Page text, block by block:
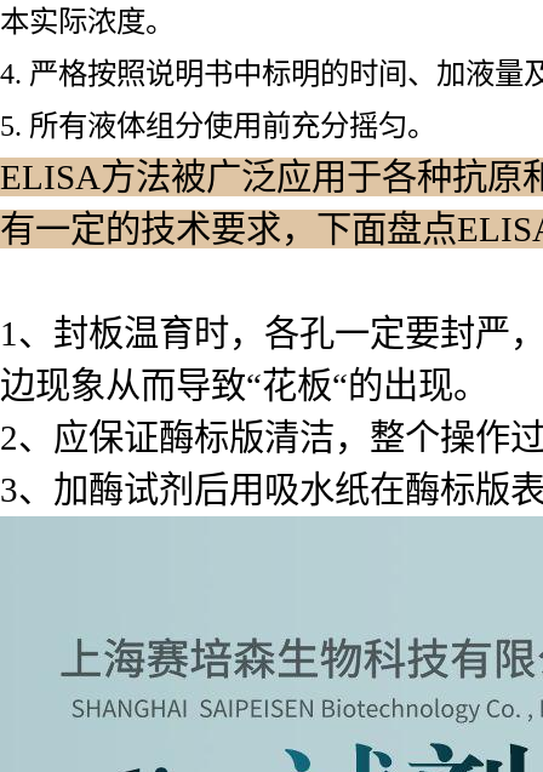
本实际浓度。
4. 严格按照说明书中标明的时间、加液量
5. 所有液体组分使用前充分摇匀。
ELISA方法被广泛应用于各种抗原
有一定的技术要求，下面盘点
1、封板温育时，各孔一定要封严
边现象从而导致“花板“的出现。
2、应保证酶标版清洁，整个操作
3、加酶试剂后用吸水纸在酶标版